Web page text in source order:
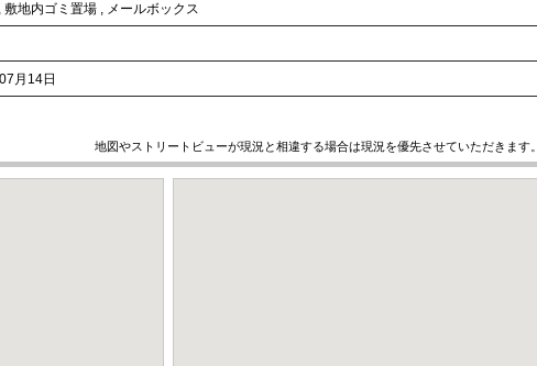
, 敷地内ゴミ置場 , メールボックス
月14日
地図やストリートビューが現況と相違する場合は現況を優先させていただきます。